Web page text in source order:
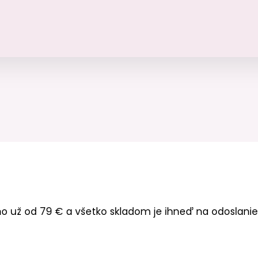
už od 79 € a všetko skladom je ihneď na odoslanie